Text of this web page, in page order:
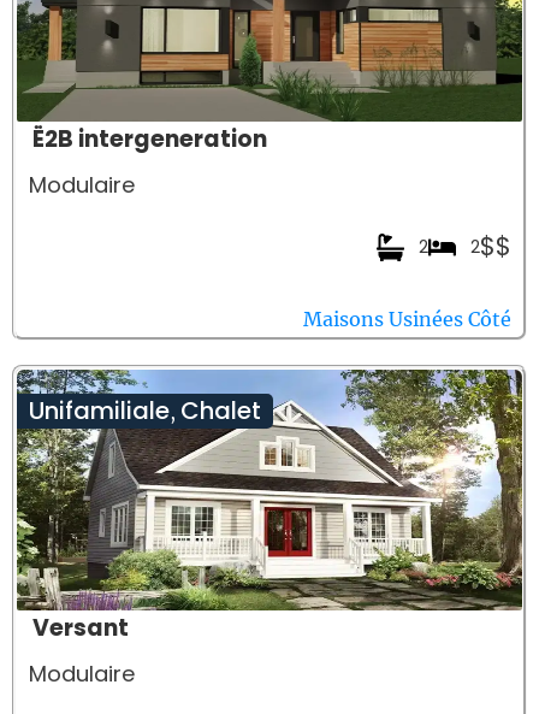
Ë2B intergeneration
Modulaire
$$
2
2
Maisons Usinées Côté
Unifamiliale, Chalet
Versant
Modulaire